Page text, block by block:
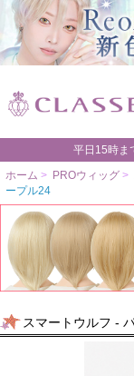
平日15時ま
ホーム > PROウィッグ >
ープル24
スマートウルフ -